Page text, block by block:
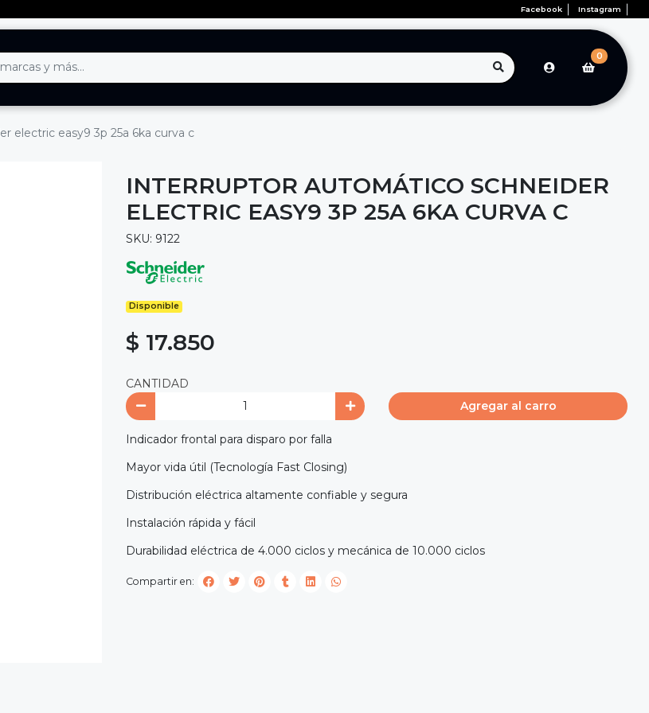
Facebook Instagram
0
electric easy9 3p 25a 6ka curva c
INTERRUPTOR AUTOMÁTICO SCHNEIDER
ELECTRIC EASY9 3P 25A 6KA CURVA C
SKU: 9122
Disponible
$ 17.850
CANTIDAD
Agregar al carro
Indicador frontal para disparo por falla
Mayor vida útil (Tecnología Fast Closing)
Distribución eléctrica altamente confiable y segura
Instalación rápida y fácil
Durabilidad eléctrica de 4.000 ciclos y mecánica de 10.000 ciclos
Compartir en: